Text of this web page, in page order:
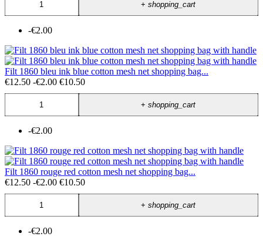
+shopping_cart
-€2.00
Filt 1860 bleu ink blue cotton mesh net shopping bag...
€12.50 -€2.00 €10.50
+shopping_cart
-€2.00
Filt 1860 rouge red cotton mesh net shopping bag...
€12.50 -€2.00 €10.50
+shopping_cart
-€2.00